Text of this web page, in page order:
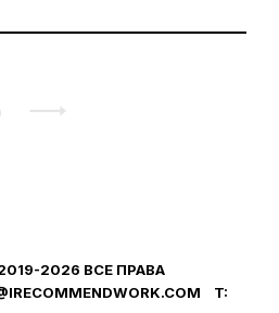
2019-2026 ВСЕ ПРАВА
T: